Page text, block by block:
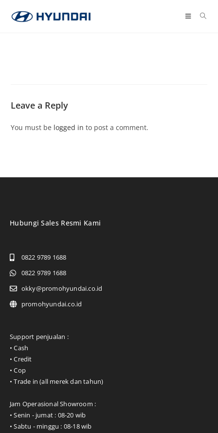
Leave a Reply
You must be logged in to post a comment.
Hubungi Sales Resmi Kami
0822 9789 1688
0822 9789 1688
okky@promohyundai.co.id
promohyundai.co.id
Support penjualan :
• Cash
• Credit
• Cop
• Trade in (all merek dan tahun)
Jam Operasional Showroom :
• Senin - jumat : 08-20 wib
• Sabtu - minggu : 08-18 wib